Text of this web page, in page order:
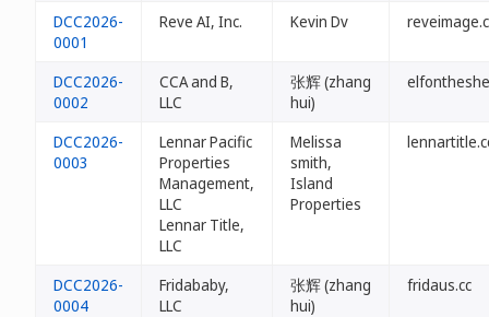
DCC2026-
0001
Reve AI, Inc. Kevin Dv
DCC2026-
0002
CCA and B,
LLC
张辉 (zhang
hui)
DCC2026-
0003
Lennar Pacific
Properties
Management,
LLC
Lennar Title,
LLC
Melissa
smith,
Island
Properties
DCC2026-
0004
Fridababy,
LLC
张辉 (zhang
hui)
fridaus.cc